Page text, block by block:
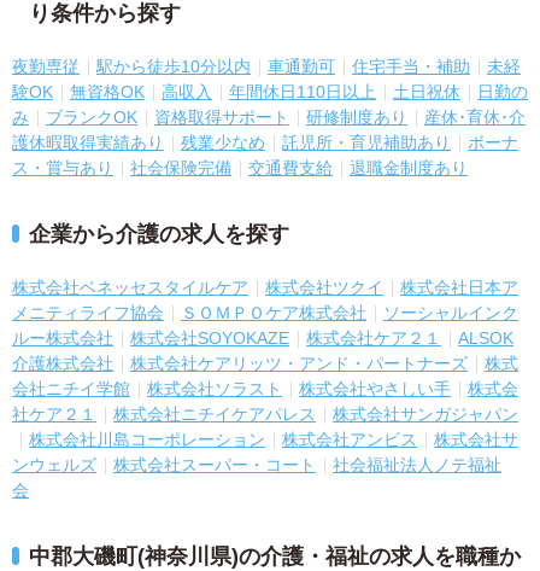
り条件から探す
夜勤専従 駅から徒歩10分以内 車通勤可 住宅手当・補助
未経
験OK
無資格OK 高収入 年間休日110日以上 土日祝休
日勤の
み
ブランクOK 資格取得サポート 研修制度あり
産休･育休･介
護休暇取得実績あり
残業少なめ 託児所・育児補助あり
ボーナ
ス・賞与あり
社会保険完備 交通費支給 退職金制度あり
企業から介護の求人を探す
株式会社ベネッセスタイルケア 株式会社ツクイ
株式会社日本ア
メニティライフ協会
ＳＯＭＰＯケア株式会社
ソーシャルインク
ルー株式会社
株式会社SOYOKAZE 株式会社ケア２１
ALSOK
介護株式会社
株式会社ケアリッツ・アンド・パートナーズ
株式
会社ニチイ学館
株式会社ソラスト 株式会社やさしい手
株式会
社ケア２１
株式会社ニチイケアパレス
株式会社サンガジャパン
株式会社川島コーポレーション
株式会社アンビス
株式会社サ
ンウェルズ
株式会社スーパー・コート
社会福祉法人ノテ福祉
会
中郡大磯町(神奈川県)の介護・福祉の求人を職種か